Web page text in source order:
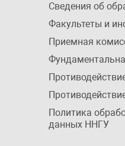
Сведения об
Факультеты и
Приемная
Политика
данных ННГУ